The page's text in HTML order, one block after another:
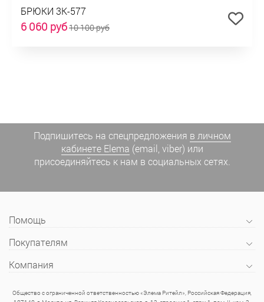
БРЮКИ 3К-577
6 060 руб10 100 руб
Подпишитесь на спецпредложения в личном
кабинете Elema (email, viber) или
присоединяйтесь к нам в социальных сетях.
Помощь
Покупателям
Компания
Общество с ограниченной ответственностью «Элема Ритейл», Российская Федерация,